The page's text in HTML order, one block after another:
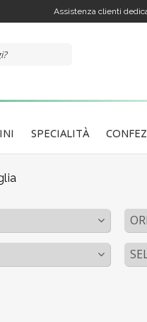
Assistenza clienti
SPECIALITÀ